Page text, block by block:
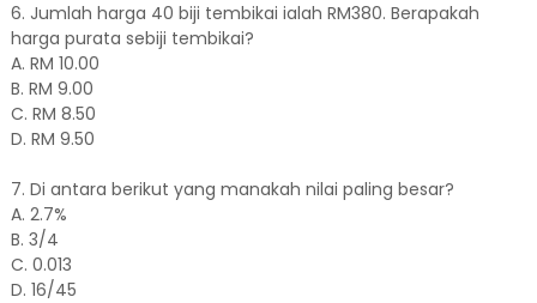
6. Jumlah harga 40 biji tembikai ialah RM380. Berapakah
harga purata sebiji tembikai?
A. RM 10.00
B. RM 9.00
C. RM 8.50
D. RM 9.50
7. Di antara berikut yang manakah nilai paling besar?
A. 2.7%
B. 3/4
C. 0.013
D. 16/45